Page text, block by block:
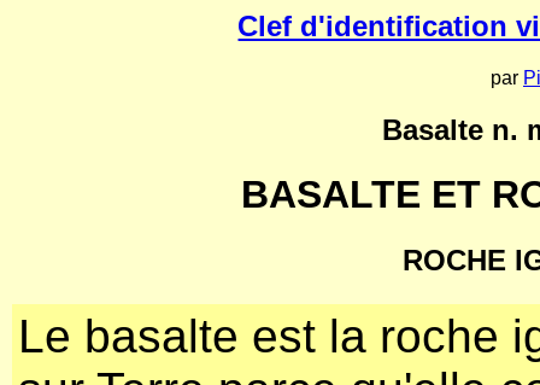
Clef d'identification
par
Basalte n.
BASALTE ET
ROCHE
Le basalte est la roche